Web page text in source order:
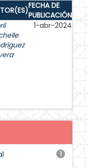
FECHA DE
PUBLICACIÓN
1-abr-2024
1